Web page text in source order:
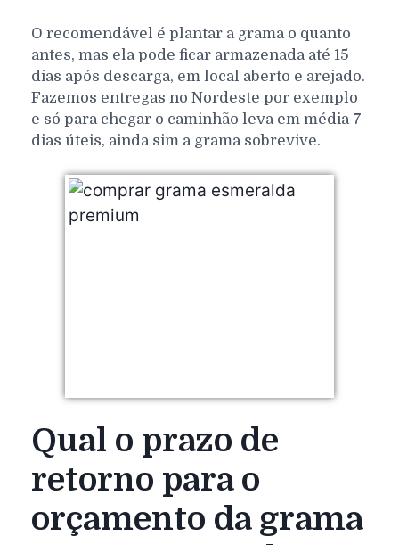
O recomendável é plantar a grama o quanto
antes, mas ela pode ficar armazenada até 15
dias após descarga, em local aberto e arejado.
Fazemos entregas no Nordeste por exemplo
e só para chegar o caminhão leva em média 7
dias úteis, ainda sim a grama sobrevive.
Qual o prazo de
retorno para o
orçamento da grama